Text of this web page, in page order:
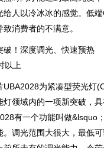
给人以冷冰冰的感觉。低
消费者的不满意。
！深度调光、快速预热
以上
为紧凑型荧光灯
灯领域内的一项新突破，
有一个功能叫做&lsquo
。调光范围大很大，最低